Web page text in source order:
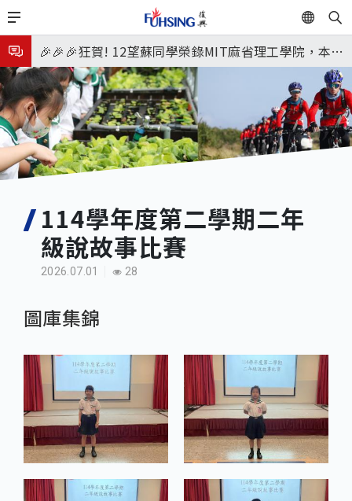
移
至
主
內
容
EN
🎉🎉🎉狂賀! 12望蘇同學榮錄MIT麻省理工學院，本校
連續兩年錄取世界第一學府！
🎊狂賀🎊2026 復興國外升學成績優異! 牛津、劍橋首
次雙星閃耀✨
115年校本部大學榜單再創佳績🎉，32％達醫學系錄
取標準、62%達台大錄取標準。各組合4科60級分9人
🎊
8月3日 分科成績公布
臺北市2026城鎮韌性(防空)演習訂於8月13日(四) 14
時30分至15時實施，全市人、車及各場所均須配合管
制與避難演練，以免受罰。
8月31日 開學日
🎉🎉🎉狂賀! 12望蘇同學榮錄MIT麻省理工學院，本校
連續兩年錄取世界第一學府！
114學年度第二學期二年
級說故事比賽
2026.07.01 28
圖庫集錦